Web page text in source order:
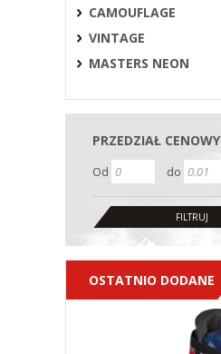
CAMOUFLAGE
VINTAGE
MASTERS NEON
PRZEDZIAŁ CENOWY
Od do
OSTATNIO DODANE